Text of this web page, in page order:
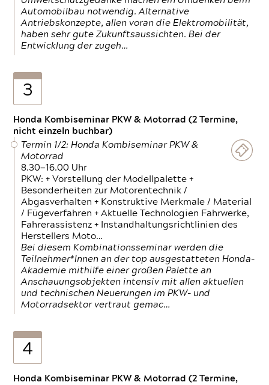
Automobilbau notwendig. Alternative
Antriebskonzepte, allen voran die Elektromobilität,
haben sehr gute Zukunftsaussichten. Bei der
Entwicklung der zugeh…
3
Honda Kombiseminar PKW & Motorrad (2 Termine,
nicht einzeln buchbar)
Termin 1/2: Honda Kombiseminar PKW &
Motorrad
8.30—16.00 Uhr
PKW: + Vorstellung der Modellpalette +
Besonderheiten zur Motorentechnik /
Abgasverhalten + Konstruktive Merkmale / Material
/ Fügeverfahren + Aktuelle Technologien Fahrwerke,
Fahrerassistenz + Instandhaltungsrichtlinien des
Herstellers Moto…
Bei diesem Kombinationsseminar werden die
Teilnehmer*Innen an der top ausgestatteten Honda-
Akademie mithilfe einer großen Palette an
Anschauungsobjekten intensiv mit allen aktuellen
und technischen Neuerungen im PKW- und
Motorradsektor vertraut gemac…
4
Honda Kombiseminar PKW & Motorrad (2 Termine,